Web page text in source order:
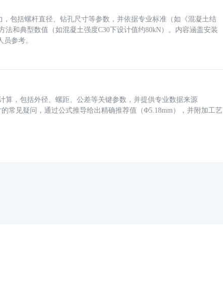
包括螺杆直径、钻孔尺寸等参数，并依据专业标准（如《混凝土结
法和典型数值（如混凝土强度C30下设计值约80kN）。内容涵盖安装
参考。
算，包括外径、螺距、公差等关键参数，并提供专业数据来源
的常见疑问，通过公式推导给出精确推荐值（Φ5.18mm），并附加工艺